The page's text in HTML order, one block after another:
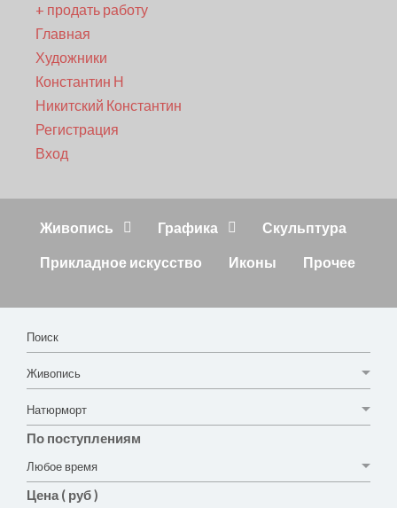
+ продать работу
Главная
Художники
Константин Н
Никитский Константин
Регистрация
Вход
Живопись Графика Скульптура
Прикладное искусство Иконы Прочее
По поступлениям
Цена ( руб )